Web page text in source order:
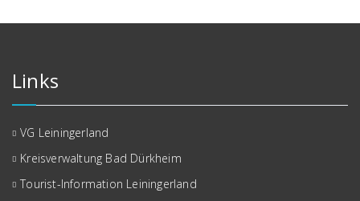
Links
VG Leiningerland
Kreisverwaltung Bad Dürkheim
Tourist-Information Leiningerland